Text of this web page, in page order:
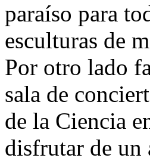
paraíso para
esculturas de
Por otro lado
sala de
de la Ciencia
disfrutar de un